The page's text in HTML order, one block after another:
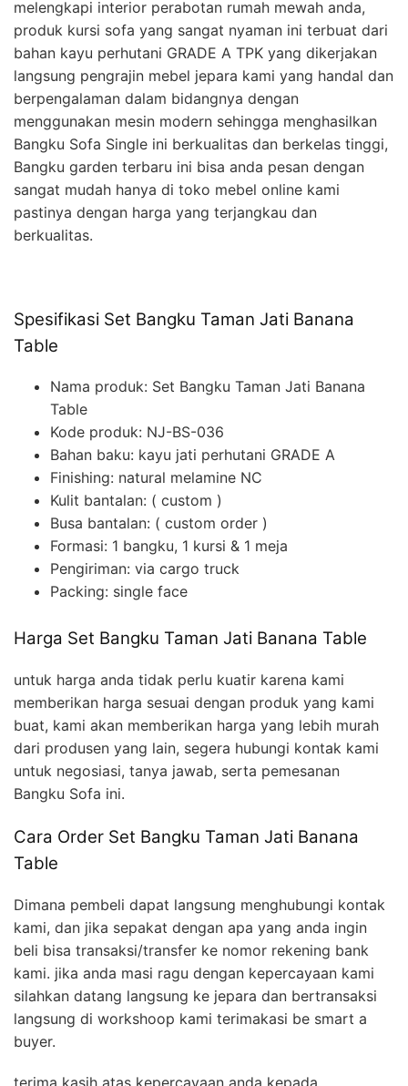
melengkapi interior perabotan rumah mewah anda,
produk kursi sofa yang sangat nyaman ini terbuat dari
bahan kayu perhutani GRADE A TPK yang dikerjakan
langsung pengrajin mebel jepara kami yang handal dan
berpengalaman dalam bidangnya dengan
menggunakan mesin modern sehingga menghasilkan
Bangku Sofa Single ini berkualitas dan berkelas tinggi,
Bangku garden terbaru ini bisa anda pesan dengan
sangat mudah hanya di toko mebel online kami
pastinya dengan harga yang terjangkau dan
berkualitas.
Spesifikasi Set Bangku Taman Jati Banana
Table
Nama produk: Set Bangku Taman Jati Banana
Table
Kode produk: NJ-BS-036
Bahan baku: kayu jati perhutani GRADE A
Finishing: natural melamine NC
Kulit bantalan: ( custom )
Busa bantalan: ( custom order )
Formasi: 1 bangku, 1 kursi & 1 meja
Pengiriman: via cargo truck
Packing: single face
Harga Set Bangku Taman Jati Banana Table
untuk harga anda tidak perlu kuatir karena kami
memberikan harga sesuai dengan produk yang kami
buat, kami akan memberikan harga yang lebih murah
dari produsen yang lain, segera hubungi kontak kami
untuk negosiasi, tanya jawab, serta pemesanan
Bangku Sofa ini.
Cara Order Set Bangku Taman Jati Banana
Table
Dimana pembeli dapat langsung menghubungi kontak
kami, dan jika sepakat dengan apa yang anda ingin
beli bisa transaksi/transfer ke nomor rekening bank
kami. jika anda masi ragu dengan kepercayaan kami
silahkan datang langsung ke jepara dan bertransaksi
langsung di workshoop kami terimakasi be smart a
buyer.
terima kasih atas kepercayaan anda kepada